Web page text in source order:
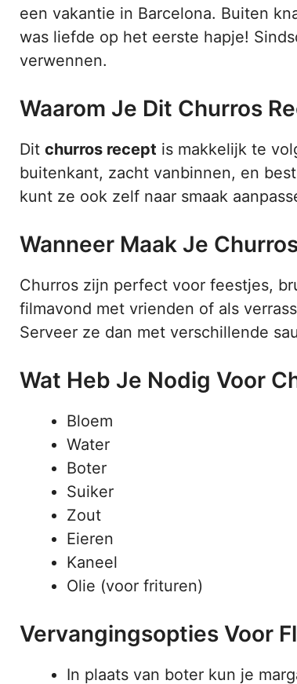
een vakantie in Barcelona. Buiten
was liefde op het eerste hapje!
verwennen.
Waarom Je Dit Churros
Dit churros recept is makkelijk te
buitenkant, zacht vanbinnen, en
kunt ze ook zelf naar smaak
Wanneer Maak Je
Churros zijn perfect voor feestjes,
filmavond met vrienden of als
Serveer ze dan met verschillende
Wat Heb Je Nodig Voor
Bloem
Water
Boter
Suiker
Zout
Eieren
Kaneel
Olie (voor frituren)
Vervangingsopties Voor
In plaats van boter kun je